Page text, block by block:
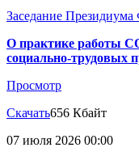
Заседание
О практике работы
социально-трудовых
Просмотр
Скачать656 Кбайт
07 июля 2026 00:00